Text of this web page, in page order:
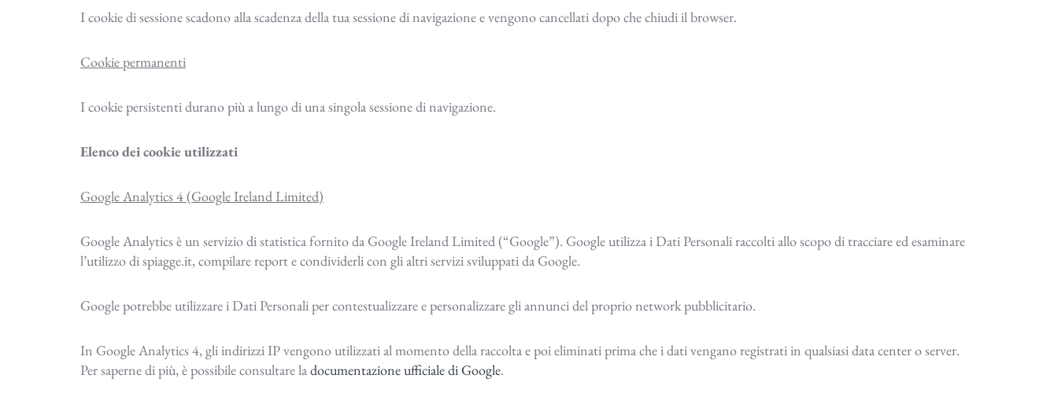
I cookie di sessione scadono alla scadenza della tua sessione di navigazione e vengono cancellati dopo che chiudi il browser.
Cookie permanenti
I cookie persistenti durano più a lungo di una singola sessione di navigazione.
Elenco dei cookie utilizzati
Google Analytics 4 (Google Ireland Limited)
Google Analytics è un servizio di statistica fornito da Google Ireland Limited (“Google”). Google utilizza i Dati Personali raccolti allo scopo di tracciare ed esaminare
l’utilizzo di spiagge.it, compilare report e condividerli con gli altri servizi sviluppati da Google.
Google potrebbe utilizzare i Dati Personali per contestualizzare e personalizzare gli annunci del proprio network pubblicitario.
In Google Analytics 4, gli indirizzi IP vengono utilizzati al momento della raccolta e poi eliminati prima che i dati vengano registrati in qualsiasi data center o server.
Per saperne di più, è possibile consultare ladocumentazione ufficiale di Google.